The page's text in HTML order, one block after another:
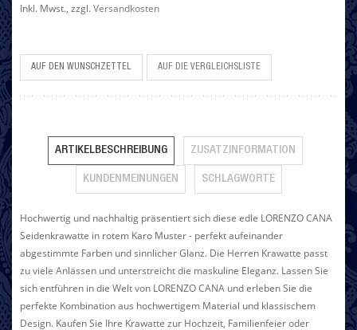
Inkl. Mwst., zzgl.Versandkosten
AUF DEN WUNSCHZETTEL AUF DIE VERGLEICHSLISTE
ARTIKELBESCHREIBUNG ZUSATZINFORMATION
KUNDENMEINUNGEN SCHLAGWORTE
Hochwertig und nachhaltig präsentiert sich diese edle LORENZO CANA
Seidenkrawatte in rotem Karo Muster - perfekt aufeinander
abgestimmte Farben und sinnlicher Glanz. Die Herren Krawatte passt
zu viele Anlässen und unterstreicht die maskuline Eleganz. Lassen Sie
sich entführen in die Welt von LORENZO CANA und erleben Sie die
perfekte Kombination aus hochwertigem Material und klassischem
Design. Kaufen Sie Ihre Krawatte zur Hochzeit, Familienfeier oder